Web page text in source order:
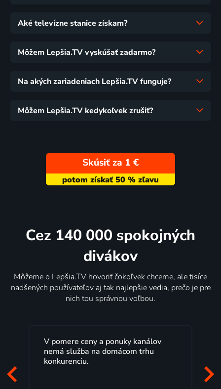
Aké televízne stanice získam?
Môžem Lepšia.TV vyskúšať zadarmo?
Na akých zariadeniach Lepšia.TV funguje?
Môžem Lepšia.TV kedykoľvek zrušiť?
Skúsiť za 1 €
Cez 140 000 spokojných
divákov
Môžeme o Lepšia.TV hovoriť čokoľvek chceme, ale tisíce
nadšených používateľov aj tak najlepšie vedia, prečo je pre
nich tou správnou voľbou.
Lepšia.TV sledujem už niekoľko
rokov s maximálnou spokojnosťou.
Veľký výber programov a možnosť